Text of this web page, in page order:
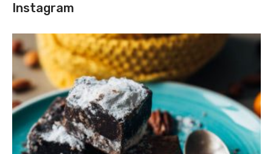
Instagram